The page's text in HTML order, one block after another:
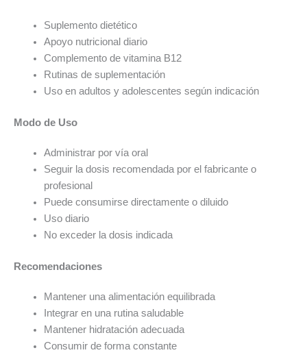
Suplemento dietético
Apoyo nutricional diario
Complemento de vitamina B12
Rutinas de suplementación
Uso en adultos y adolescentes según indicación
Modo de Uso
Administrar por vía oral
Seguir la dosis recomendada por el fabricante o
profesional
Puede consumirse directamente o diluido
Uso diario
No exceder la dosis indicada
Recomendaciones
Mantener una alimentación equilibrada
Integrar en una rutina saludable
Mantener hidratación adecuada
Consumir de forma constante